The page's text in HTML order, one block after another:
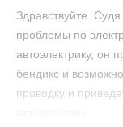
Здравствуйте.
проблемы по
автоэлектрику, он
бендикс и
проводку и